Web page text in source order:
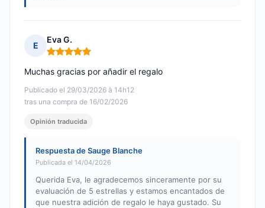
E
Eva G.
Nota: 5 de 5
Publicado el 29/03/2026 à 14h12
tras una compra de 16/02/2026
Muchas gracias por añadir el regalo
Opinión traducida
Respuesta de Sauge Blanche
Publicada el 14/04/2026
Querida Eva, le agradecemos sinceramente por su
evaluación de 5 estrellas y estamos encantados de
que nuestra adición de regalo le haya gustado. Su